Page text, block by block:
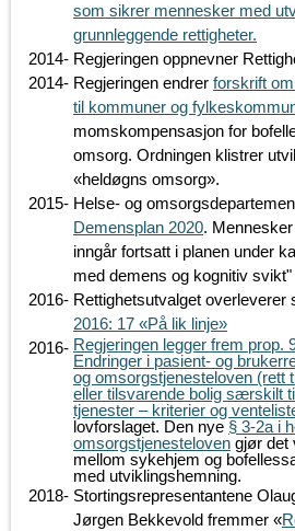
som sikrer mennesker med
grunnleggende rettigheter.
2014- Regjeringen oppnevner
2014- Regjeringen endrer forskrift
til kommuner og
momskompensasjon for
omsorg. Ordningen klistrer
«heldøgns omsorg».
2015- Helse- og
Demensplan 2020.
inngår fortsatt i planen under
med demens og kognitiv svikt"
2016- Rettighetsutvalget overleverer
2016: 17 «På lik linje»
2016- Regjeringen legger frem prop.
Endringer i pasient- og
og omsorgstjenesteloven (rett
eller tilsvarende bolig særskilt
tjenester – kriterier og
lovforslaget. Den nye § 3-2a i
omsorgstjenesteloven gjør det
mellom sykehjem og
med utviklingshemning.
2018- Stortingsrepresentantene
Jørgen Bekkevold fremmer «